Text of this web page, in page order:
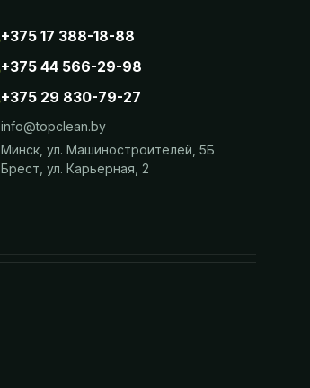
+375 17 388-18-88
+375 44 566-29-98
+375 29 830-79-27
info@topclean.by
Минск ,ул. Машиностроителей, 5Б
Брест ,ул. Карьерная, 2